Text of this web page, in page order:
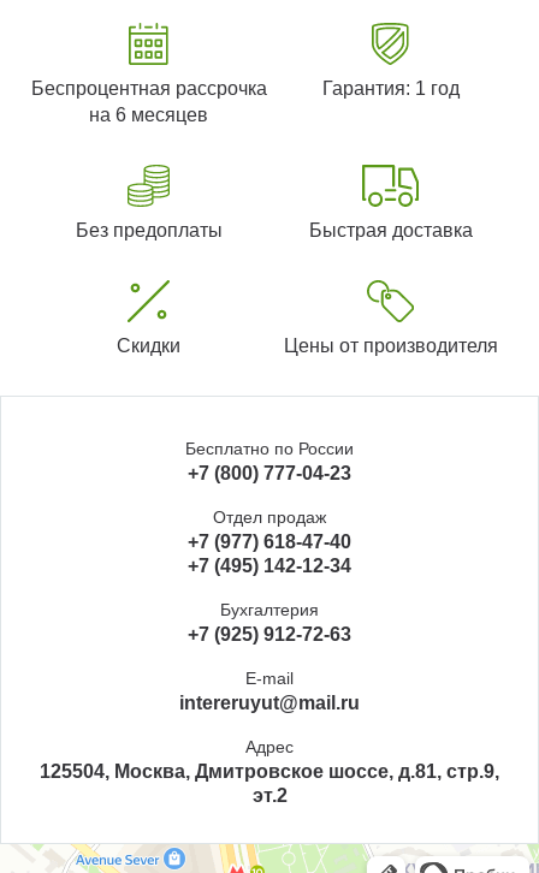
Беспроцентная рассрочка
на 6 месяцев
Гарантия: 1 год
Без предоплаты Быстрая доставка
Скидки Цены от производителя
Бесплатно по России
+7 (800) 777-04-23
Отдел продаж
+7 (977) 618-47-40
+7 (495) 142-12-34
Бухгалтерия
+7 (925) 912-72-63
E-mail
intereruyut@mail.ru
Адрес
125504, Москва, Дмитровское шоссе, д.81, стр.9,
эт.2